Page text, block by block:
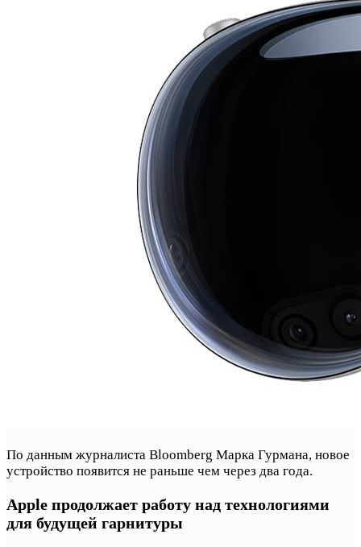
По данным журналиста Bloomberg Марка Гурмана, новое
устройство появится не раньше чем через два года.
Apple продолжает работу над технологиями
для будущей гарнитуры